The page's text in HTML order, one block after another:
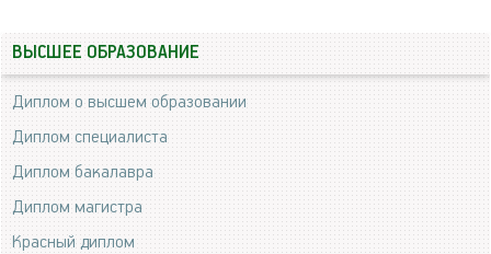
ВЫСШЕЕ ОБРАЗОВАНИЕ
Диплом о высшем образовании
Диплом специалиста
Диплом бакалавра
Диплом магистра
Красный диплом